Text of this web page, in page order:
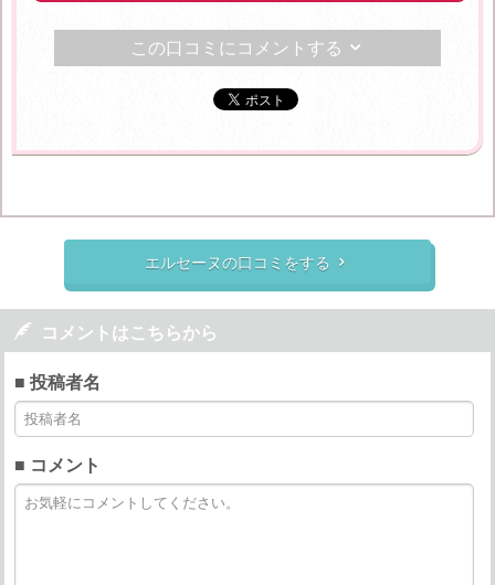
この口コミにコメントする 
エルセーヌの口コミをする 
 コメントはこちらから
■ 投稿者名
■ コメント